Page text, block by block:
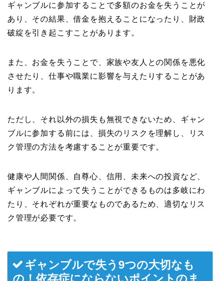
ギャンブルに参加することで多額のお金を失うことが
あり、その結果、借金を抱えることになったり、財政
破綻を引き起こすことがあります。
また、お金を失うことで、家族や友人との関係を悪化
させたり、仕事や職業に影響を与えたりすることがあ
ります。
ただし、それ以外の損失も無視できないため、ギャン
ブルに参加する前には、損失のリスクを理解し、リス
ク管理の方法を考慮することが重要です。
健康や人間関係、自尊心、信用、未来への投資など、
ギャンブルによって失うことができるものは多岐にわ
たり、それぞれが重要なものであるため、適切なリス
ク管理が必要です。
ギャンブルで失う9つの大切なも